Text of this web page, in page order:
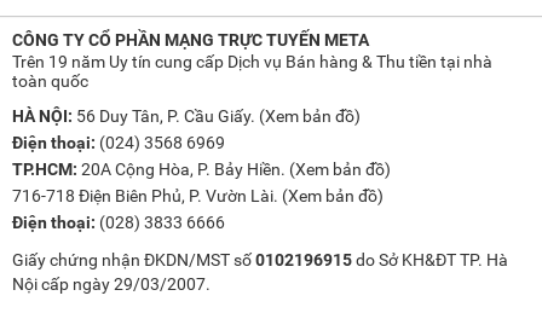
CÔNG TY CỔ PHẦN MẠNG TRỰC TUYẾN META
Trên 19 năm Uy tín cung cấp Dịch vụ Bán hàng & Thu tiền tại nhà
toàn quốc
HÀ NỘI: 56 Duy Tân, P. Cầu Giấy. (Xem bản đồ)
Điện thoại: (024) 3568 6969
TP.HCM: 20A Cộng Hòa, P. Bảy Hiền. (Xem bản đồ)
716-718 Điện Biên Phủ, P. Vườn Lài. (Xem bản đồ)
Điện thoại: (028) 3833 6666
Giấy chứng nhận ĐKDN/MST số0102196915do Sở KH&ĐT TP. Hà
Nội cấp ngày 29/03/2007.